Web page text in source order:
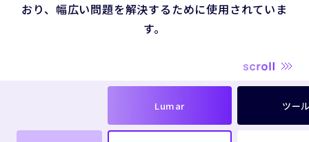
おり、 幅広い問題を解決するために使用されていま
す。
Lumar ツー